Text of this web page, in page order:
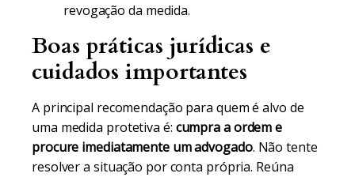
revogação da medida.
Boas práticas jurídicas e
cuidados importantes
A principal recomendação para quem é alvo de
uma medida protetiva é: cumpra a ordem e
procure imediatamente um advogado. Não tente
resolver a situação por conta própria. Reúna